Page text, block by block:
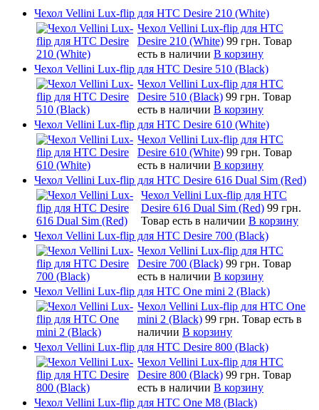
Чехол Vellini Lux-flip для HTC Desire 210 (White)
Чехол Vellini Lux-flip для HTC
Desire 210 (White) 99 грн. Товар
есть в наличии В корзину
Чехол Vellini Lux-flip для HTC Desire 510 (Black)
Чехол Vellini Lux-flip для HTC
Desire 510 (Black) 99 грн. Товар
есть в наличии В корзину
Чехол Vellini Lux-flip для HTC Desire 610 (White)
Чехол Vellini Lux-flip для HTC
Desire 610 (White) 99 грн. Товар
есть в наличии В корзину
Чехол Vellini Lux-flip для HTC Desire 616 Dual Sim (Red)
Чехол Vellini Lux-flip для HTC
Desire 616 Dual Sim (Red) 99 грн.
Товар есть в наличии В корзину
Чехол Vellini Lux-flip для HTC Desire 700 (Black)
Чехол Vellini Lux-flip для HTC
Desire 700 (Black) 99 грн. Товар
есть в наличии В корзину
Чехол Vellini Lux-flip для HTC One mini 2 (Black)
Чехол Vellini Lux-flip для HTC One
mini 2 (Black) 99 грн. Товар есть в
наличии В корзину
Чехол Vellini Lux-flip для HTC Desire 800 (Black)
Чехол Vellini Lux-flip для HTC
Desire 800 (Black) 99 грн. Товар
есть в наличии В корзину
Чехол Vellini Lux-flip для HTC One M8 (Black)